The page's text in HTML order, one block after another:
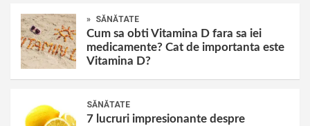
» SĂNĂTATE
Cum sa obti Vitamina D fara sa iei
medicamente? Cat de importanta este
Vitamina D?
SĂNĂTATE
7 lucruri impresionante despre